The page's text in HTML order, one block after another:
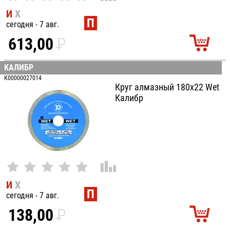
И Х
сегодня - 7 авг. П
613,00P
УБ.
КАЛИБР
К00000027014
Круг алмазный 180x22 Wet
Калибр
И Х
сегодня - 7 авг. П
138,00P